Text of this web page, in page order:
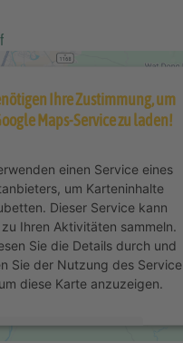
Ihre Zustimmung, um
Maps-Service zu laden!
einen Service eines
um Karteninhalte
Dieser Service kann
Ihren Aktivitäten sammeln.
Sie die Details durch und
Sie der Nutzung des Service
diese Karte anzuzeigen.
Mehr Informationen